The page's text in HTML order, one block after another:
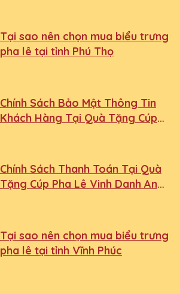
Tại sao nên chọn mua biểu trưng
pha lê tại tỉnh Phú Thọ
Chính Sách Bảo Mật Thông Tin
Khách Hàng Tại Quà Tặng Cúp
Chính Sách Thanh Toán Tại Quà
Tặng Cúp Pha Lê Vinh Danh An
Tại sao nên chọn mua biểu trưng
pha lê tại tỉnh Vĩnh Phúc